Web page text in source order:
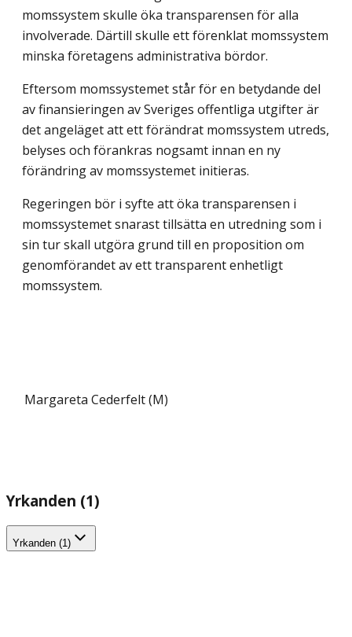
momssystem skulle öka transparensen för alla
involverade. Därtill skulle ett förenklat momssystem
minska företagens administrativa bördor.
Eftersom momssystemet står för en betydande del
av finansieringen av Sveriges offentliga utgifter är
det angeläget att ett förändrat momssystem utreds,
belyses och förankras nogsamt innan en ny
förändring av momssystemet initieras.
Regeringen bör i syfte att öka transparensen i
momssystemet snarast tillsätta en utredning som i
sin tur skall utgöra grund till en proposition om
genomförandet av ett transparent enhetligt
momssystem.
Margareta Cederfelt (M)
Yrkanden (1)
Yrkanden (1)